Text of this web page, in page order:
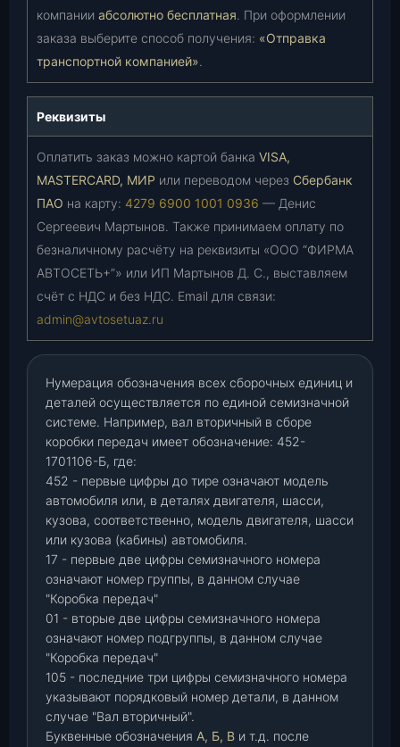
компании абсолютно бесплатная. При оформлении
заказа выберите способ получения: «Отправка
транспортной компанией».
Реквизиты
Оплатить заказ можно картой банка VISA,
MASTERCARD, МИР или переводом через Сбербанк
ПАО на карту: 4279 6900 1001 0936 — Денис
Сергеевич Мартынов. Также принимаем оплату по
безналичному расчёту на реквизиты «ООО “ФИРМА
АВТОСЕТЬ+”» или ИП Мартынов Д. С., выставляем
счёт с НДС и без НДС. Email для связи:
admin@avtosetuaz.ru
Нумерация обозначения всех сборочных единиц и
деталей осуществляется по единой семизначной
системе. Например, вал вторичный в сборе
коробки передач имеет обозначение: 452-
1701106-Б, где:
452 - первые цифры до тире означают модель
автомобиля или, в деталях двигателя, шасси,
кузова, соответственно, модель двигателя, шасси
или кузова (кабины) автомобиля.
17 - первые две цифры семизначного номера
означают номер группы, в данном случае
"Коробка передач"
01 - вторые две цифры семизначного номера
означают номер подгруппы, в данном случае
"Коробка передач"
105 - последние три цифры семизначного номера
указывают порядковый номер детали, в данном
случае "Вал вторичный".
Буквенные обозначения А, Б, В и т.д. после